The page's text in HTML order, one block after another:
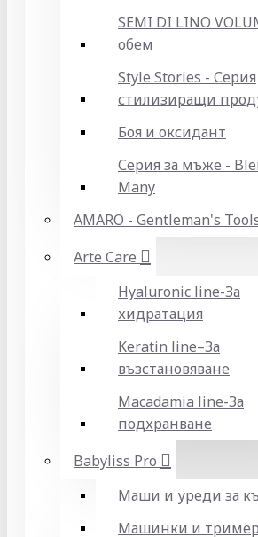
SEMI DI LINO
обем
Style Stories - Серия
стилизиращи
Боя и оксидант
Серия за мъже -
Many
AMARO - Gentleman's
Arte Care
Hyaluronic line-За
хидратация
Keratin line–За
възстановяване
Macadamia line-За
подхранване
Babyliss Pro
Маши и уреди за
Машинки и